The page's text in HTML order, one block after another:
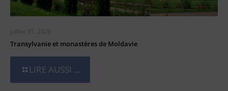
juillet 31, 2026
Transylvanie et monastères de Moldavie
LIRE AUSSI ...